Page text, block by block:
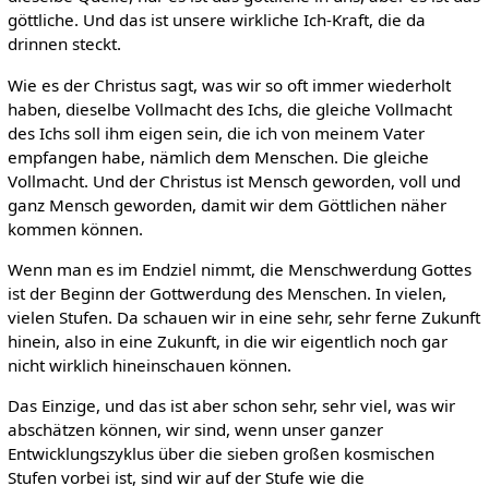
göttliche. Und das ist unsere wirkliche Ich-Kraft, die da
drinnen steckt.
Wie es der Christus sagt, was wir so oft immer wiederholt
haben, dieselbe Vollmacht des Ichs, die gleiche Vollmacht
des Ichs soll ihm eigen sein, die ich von meinem Vater
empfangen habe, nämlich dem Menschen. Die gleiche
Vollmacht. Und der Christus ist Mensch geworden, voll und
ganz Mensch geworden, damit wir dem Göttlichen näher
kommen können.
Wenn man es im Endziel nimmt, die Menschwerdung Gottes
ist der Beginn der Gottwerdung des Menschen. In vielen,
vielen Stufen. Da schauen wir in eine sehr, sehr ferne Zukunft
hinein, also in eine Zukunft, in die wir eigentlich noch gar
nicht wirklich hineinschauen können.
Das Einzige, und das ist aber schon sehr, sehr viel, was wir
abschätzen können, wir sind, wenn unser ganzer
Entwicklungszyklus über die sieben großen kosmischen
Stufen vorbei ist, sind wir auf der Stufe wie die